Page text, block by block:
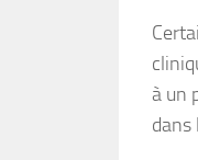
à un
dans